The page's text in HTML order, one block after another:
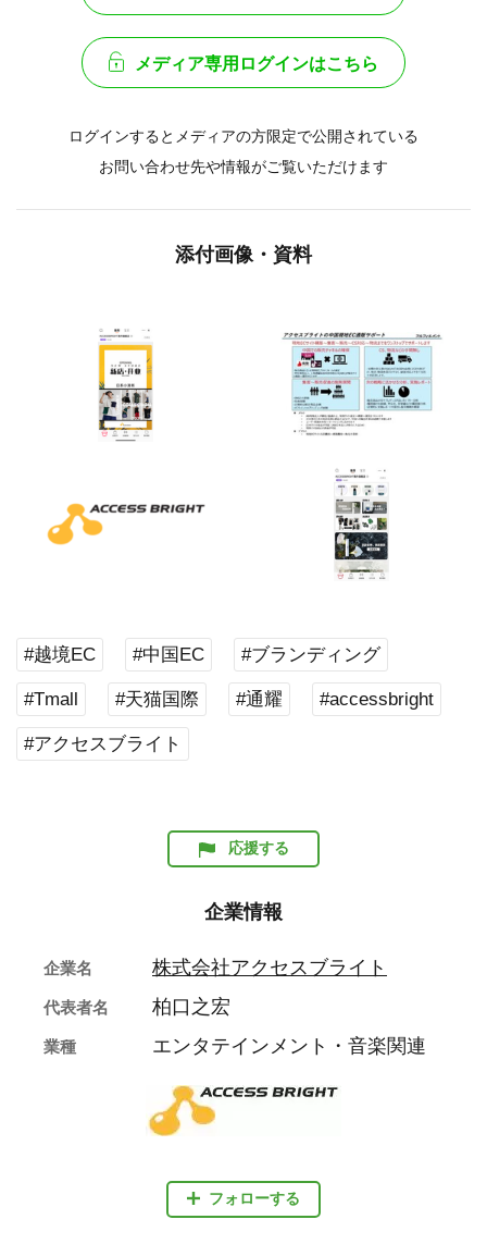
メディア専用ログインはこちら
ログインするとメディアの方限定で公開されている
お問い合わせ先や情報がご覧いただけます
添付画像・資料
#越境EC #中国EC #ブランディング
#Tmall #天猫国際 #通耀 #accessbright
#アクセスブライト
応援する
企業情報
フォローする
企業名 株式会社アクセスブライト
代表者名 柏口之宏
業種 エンタテインメント・音楽関連